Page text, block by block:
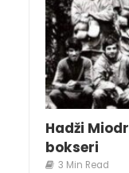
Hadži
bokseri
3 Min Read